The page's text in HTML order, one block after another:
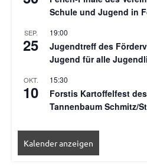
Schule und Jugend in
SEP.
25
19:00
Jugendtreff des
Jugend für alle
OKT.
10
15:30
Forstis Kartoffelfest
Tannenbaum Schmitz/
Kalender anzeigen